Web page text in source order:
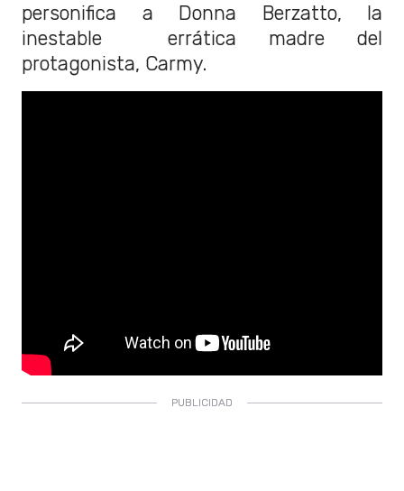
personifica a Donna Berzatto, la
inestable errática madre del
protagonista, Carmy.